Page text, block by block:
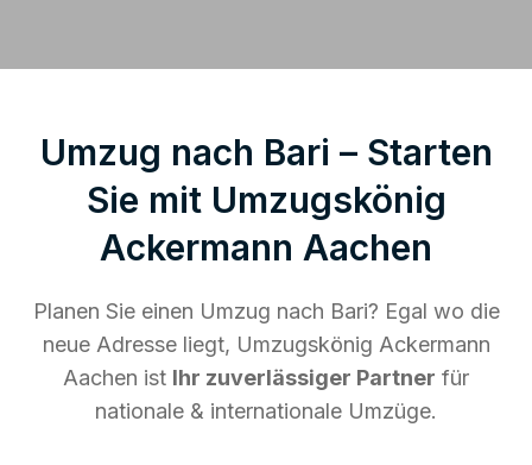
Umzug nach Bari – Starten
Sie mit Umzugskönig
Ackermann Aachen
Planen Sie einen Umzug nach Bari? Egal wo die
neue Adresse liegt, Umzugskönig Ackermann
Aachen ist Ihr zuverlässiger Partner für
nationale & internationale Umzüge.